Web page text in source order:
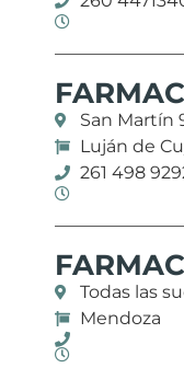
San Martín
Luján de
261 498
Todas las
Mendoza